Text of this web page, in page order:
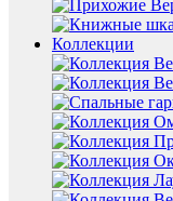
Коллекции